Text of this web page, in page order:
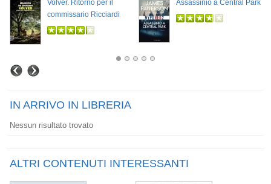
Volver. Ritorno per il
commissario Ricciardi
Assassinio a Central Park
IN ARRIVO IN LIBRERIA
Nessun risultato trovato
ALTRI CONTENUTI INTERESSANTI